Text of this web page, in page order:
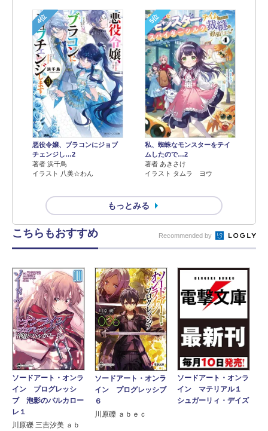
4位
悪役令嬢、ブラコンにジョブ
チェンジし…2
著者 浜千鳥
イラスト 八美☆わん
5位
私、蜘蛛なモンスターをテイ
ムしたので…2
著者 あきさけ
イラスト タムラ ヨウ
もっとみる
こちらもおすすめ Recommended by
ソードアート・オンラ
イン プログレッシ
ブ 泡影のバルカロー
レ１
川原礫 三吉汐美 ａｂ
ソードアート・オンラ
イン プログレッシブ
６
川原礫 ａｂｅｃ
ソードアート・オンラ
イン マテリアル１
シュガーリィ・デイズ